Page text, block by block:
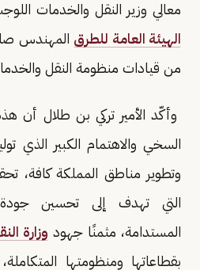
معالي وزير النقل والخدمات
الهيئة العامة للطرق المهندس
من قيادات منظومة النقل
وأكّد الأمير تركي بن طلال أن
السخي والاهتمام الكبير الذي
التي تهدف إلى تحسين جودة
المستدامة، مثمنًا جهود وزارة
بقطاعاتها ومنظومتها